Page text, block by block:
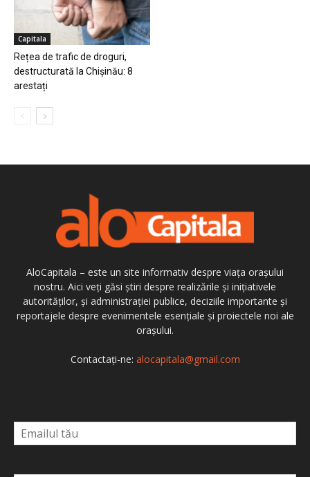
Capitala
Rețea de trafic de droguri,
destructurată la Chișinău: 8
arestați
AloCapitala – este un site informativ despre viața orașului
nostru. Aici veți găsi știri despre realizările și inițiativele
autorităților, și administrației publice, deciziile importante și
reportajele despre evenimentele esențiale și proiectele noi ale
orașului.
Contactați-ne: alocapitala@gmail.com